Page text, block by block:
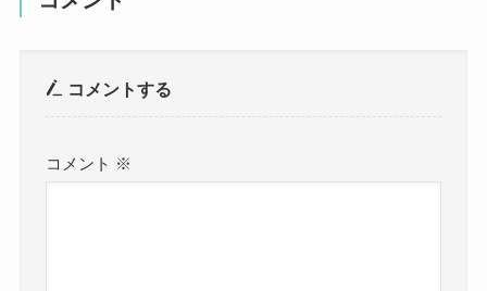
コメントする
コメント ※